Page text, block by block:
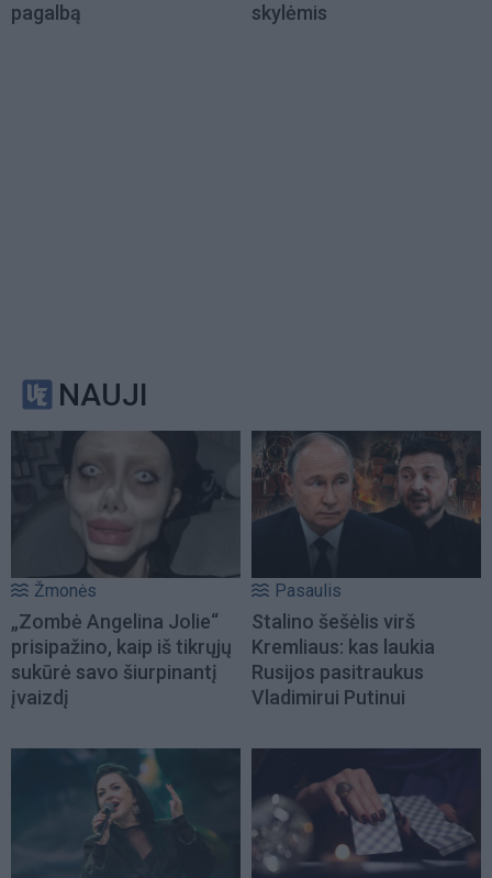
pagalbą
skylėmis
NAUJI
Žmonės
„Zombė Angelina Jolie“
prisipažino, kaip iš tikrųjų
sukūrė savo šiurpinantį
įvaizdį
Pasaulis
Stalino šešėlis virš
Kremliaus: kas laukia
Rusijos pasitraukus
Vladimirui Putinui